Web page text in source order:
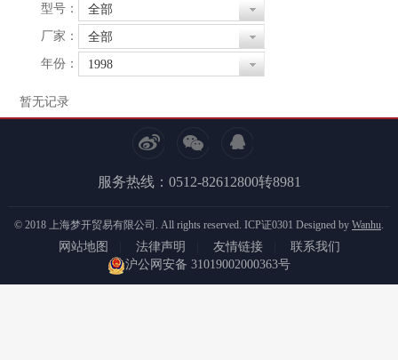
型号：
全部
厂家：
全部
年份：
1998
暂无记录
服务热线：0512-82612800转8981
© 2018 上海梦开贸易有限公司. All rights reserved. ICP证0301 Designed by Wanhu.
网站地图 法律声明 友情链接
联系我们
沪公网安备 31019002000363号